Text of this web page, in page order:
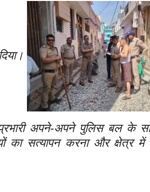
प्रभारी अपने-अपने पुलिस बल के
का सत्यापन करना और क्षेत्र में